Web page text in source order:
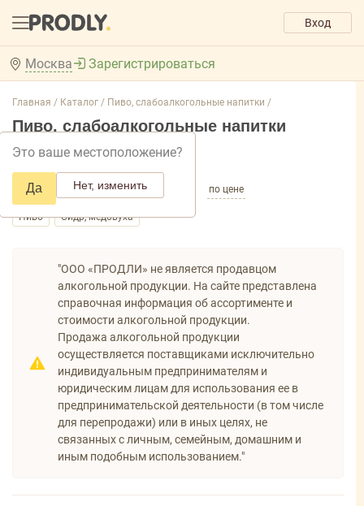
Вход
Москва
Это ваше местоположение?
Да Нет, изменить
Зарегистрироваться
Главная / Каталог / Пиво, слабоалкогольные напитки /
Пиво, слабоалкогольные напитки
Добавить фильтр товаров
по популярности по названию по цене
Пиво Сидр, медовуха
"ООО «ПРОДЛИ» не является продавцом
алкогольной продукции. На сайте представлена
справочная информация об ассортименте и
стоимости алкогольной продукции.
Продажа алкогольной продукции
осуществляется поставщиками исключительно
индивидуальным предпринимателям и
юридическим лицам для использования ее в
предпринимательской деятельности (в том числе
для перепродажи) или в иных целях, не
связанных с личным, семейным, домашним и
иным подобным использованием."